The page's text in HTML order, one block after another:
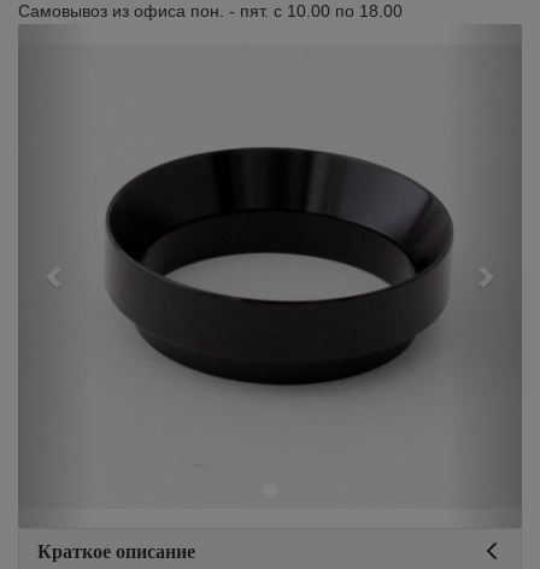
Самовывоз из офиса пон. - пят. с 10.00 по 18.00
Краткое описание